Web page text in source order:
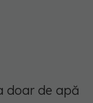
doar de apă